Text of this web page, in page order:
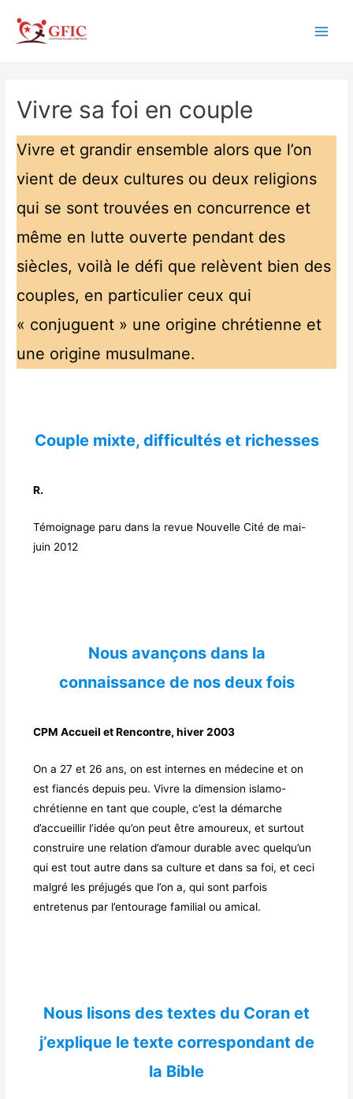
contenu
Vivre sa foi en couple
Vivre et grandir ensemble alors que l’on
vient de deux cultures ou deux religions
qui se sont trouvées en concurrence et
même en lutte ouverte pendant des
siècles, voilà le défi que relèvent bien des
couples, en particulier ceux qui
« conjuguent » une origine chrétienne et
une origine musulmane.
Couple mixte, difficultés et richesses
R.
Témoignage paru dans la revue Nouvelle Cité de mai-
juin 2012
Nous avançons dans la
connaissance de nos deux fois
CPM Accueil et Rencontre, hiver 2003
On a 27 et 26 ans, on est internes en médecine et on
est fiancés depuis peu. Vivre la dimension islamo-
chrétienne en tant que couple, c’est la démarche
d’accueillir l’idée qu’on peut être amoureux, et surtout
construire une relation d’amour durable avec quelqu’un
qui est tout autre dans sa culture et dans sa foi, et ceci
malgré les préjugés que l’on a, qui sont parfois
entretenus par l’entourage familial ou amical.
Nous lisons des textes du Coran et
j’explique le texte correspondant de
la Bible